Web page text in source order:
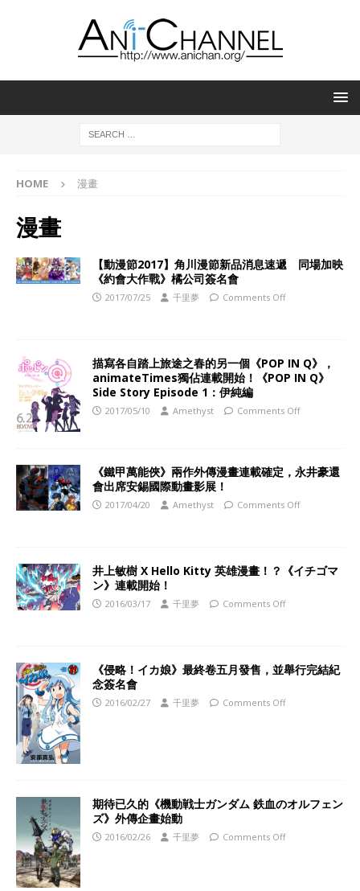
HOME 漫畫
漫畫
【動漫節2017】角川漫節新品消息速遞 同場加映
《約會大作戰》橘公司簽名會
2017/07/25 千里夢 Comments Off
描寫各自踏上旅途之春的另一個《POP IN Q》，
animateTimes獨佔連載開始！《POP IN Q》
Side Story Episode 1：伊純編
2017/05/10 Amethyst Comments Off
《鐵甲萬能俠》兩作外傳漫畫連載確定，永井豪還
會出席安錫國際動畫影展！
2017/04/20 Amethyst Comments Off
井上敏樹 X Hello Kitty 英雄漫畫！？《イチゴマ
ン》連載開始！
2016/03/17 千里夢 Comments Off
《侵略！イカ娘》最終卷五月發售，並舉行完結紀
念簽名會
2016/02/27 千里夢 Comments Off
期待已久的《機動戦士ガンダム 鉄血のオルフェン
ズ》外傳企畫始動
2016/02/26 千里夢 Comments Off